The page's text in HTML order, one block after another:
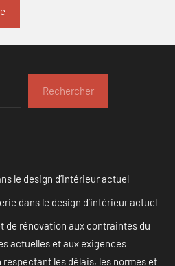
Rechercher
le design d’intérieur actuel
dans le design d’intérieur actuel
de rénovation aux contraintes du
actuelles et aux exigences
les délais, les normes et